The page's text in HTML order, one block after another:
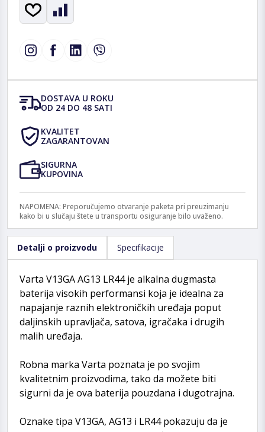
DOSTAVA U ROKU
OD 24 DO 48 SATI
KVALITET
ZAGARANTOVAN
SIGURNA
KUPOVINA
NAPOMENA: Preporučujemo otvaranje paketa pri preuzimanju
kako bi u slučaju štete u transportu osiguranje bilo uvaženo.
Detalji o proizvodu Specifikacije
Varta V13GA AG13 LR44 je alkalna dugmasta
baterija visokih performansi koja je idealna za
napajanje raznih elektroničkih uređaja poput
daljinskih upravljača, satova, igračaka i drugih
malih uređaja.
Robna marka Varta poznata je po svojim
kvalitetnim proizvodima, tako da možete biti
sigurni da je ova baterija pouzdana i dugotrajna.
Oznake tipa V13GA, AG13 i LR44 pokazuju da je